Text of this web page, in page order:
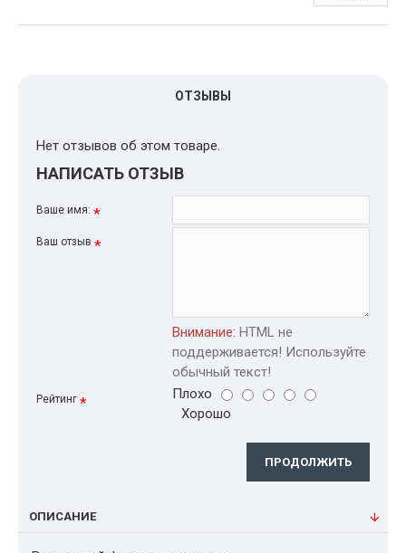
ОТЗЫВЫ
Нет отзывов об этом товаре.
НАПИСАТЬ ОТЗЫВ
Ваше имя:
Ваш отзыв
Внимание: HTML не
поддерживается! Используйте
обычный текст!
Рейтинг
Плохо
Хорошо
ПРОДОЛЖИТЬ
ОПИСАНИЕ